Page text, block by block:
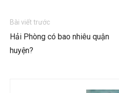
Bài viết trước
Hải Phòng có bao nhiêu quận
huyện?